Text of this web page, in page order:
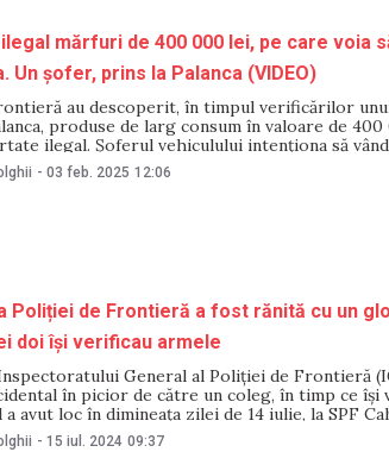
mărfuri de 400 000 lei, pe care voia
Un șofer, prins la Palanca (VIDEO)
au descoperit, în timpul verificărilor
produse de larg consum în valoare de 400
ilegal. Șoferul vehiculului intenționa să
transnistreană. Precizările au fost făcute
General al Poliției de Frontieră
- 03 feb. 2025 12:06
Poliției de Frontieră a fost rănită cu un
doi își verificau armele
General al Poliției de Frontieră
în picior de către un coleg, în timp ce își
a avut loc în dimineața zilei de 14 iulie, la SPF
publicat de IGPF, în timpul verificării unei arme
- 15 iul. 2024 09:37